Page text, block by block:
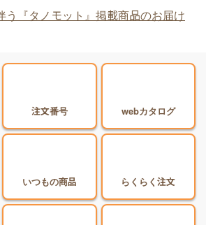
う『タノモット』掲載商品のお届け
注文番号 webカタログ
いつもの商品 らくらく注文